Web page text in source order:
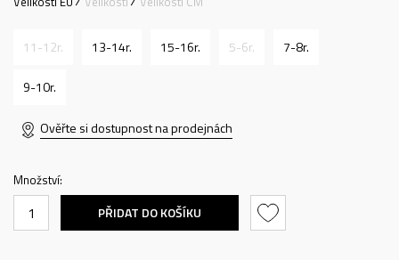
11-12r. 13-14r. 15-16r. 5-6r. 7-8r.
9-10r.
Ověřte si dostupnost na prodejnách
Množství:
PŘIDAT DO KOŠÍKU